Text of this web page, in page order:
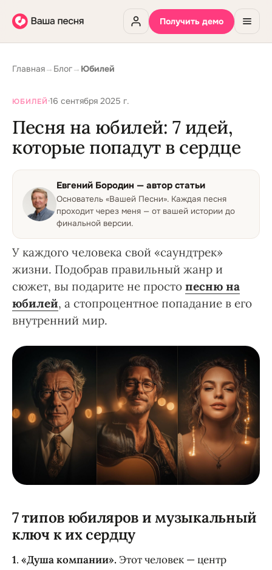
Получить демо
Главная→ Блог→ Юбилей
ЮБИЛЕЙ·16 сентября 2025 г.
Песня на юбилей: 7 идей,
которые попадут в сердце
Евгений Бородин — автор статьи
Основатель «Вашей Песни». Каждая песня
проходит через меня — от вашей истории до
финальной версии.
У каждого человека свой «саундтрек»
жизни. Подобрав правильный жанр и
сюжет, вы подарите не просто песню на
юбилей, а стопроцентное попадание в его
внутренний мир.
7 типов юбиляров и музыкальный
ключ к их сердцу
1. «Душа компании». Этот человек — центр